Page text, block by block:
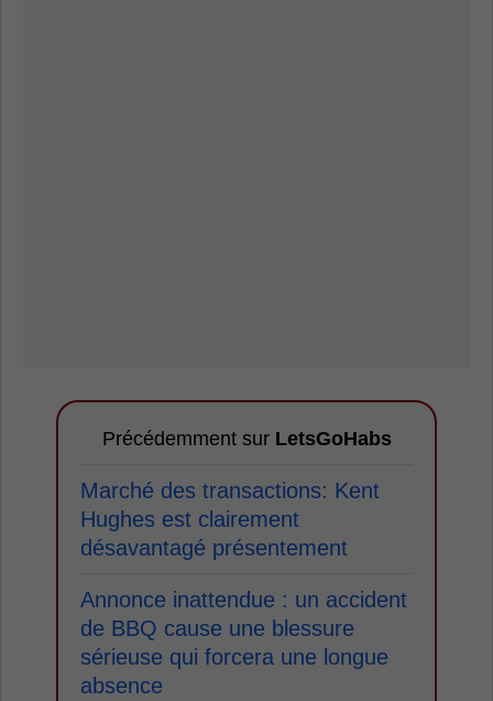
Précédemment sur LetsGoHabs
Marché des transactions: Kent
Hughes est clairement
désavantagé présentement
Annonce inattendue : un accident
de BBQ cause une blessure
sérieuse qui forcera une longue
absence